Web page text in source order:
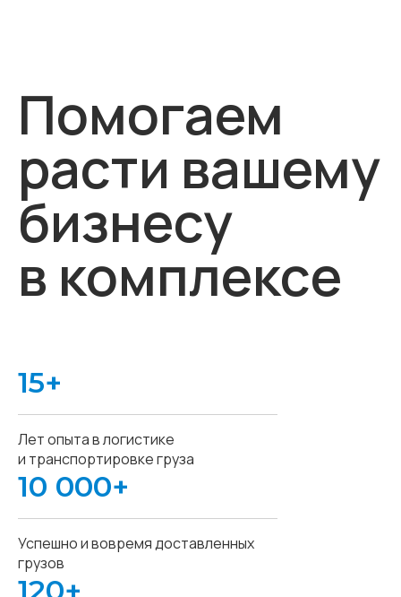
Помогаем
расти вашему
бизнесу
в комплексе
15+
Лет опыта в логистике
и транспортировке груза
10 000+
Успешно и вовремя доставленных
грузов